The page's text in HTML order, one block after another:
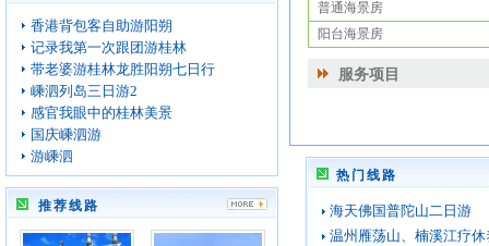
香港背包客自助游阳朔
记录我第一次跟团游桂林
带老婆游桂林龙胜阳朔七日行
嵊泗列岛三日游2
感官我眼中的桂林美景
国庆嵊泗游
游嵊泗
推荐线路
普通海景房
阳台海景房
服务项目
热门线路
海天佛国普陀山二日游
温州雁荡山、楠溪江疗休